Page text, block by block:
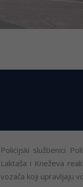
Policijski službenici
Laktaša i Kneževa
vozača koji upravljaju